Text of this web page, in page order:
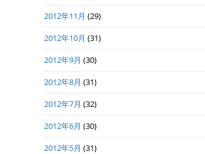
2012年11月 (29)
2012年10月 (31)
2012年9月 (30)
2012年8月 (31)
2012年7月 (32)
2012年6月 (30)
2012年5月 (31)